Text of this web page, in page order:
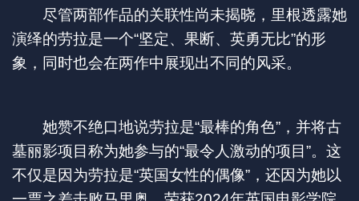
尽管两部作品的关联性尚未揭晓，里根透露她
演绎的劳拉是一个“坚定、果断、英勇无比”的形
象，同时也会在两作中展现出不同的风采。
她赞不绝口地说劳拉是“最棒的角色”，并将古
墓丽影项目称为她参与的“最令人激动的项目”。这
不仅是因为劳拉是“英国女性的偶像”，还因为她以